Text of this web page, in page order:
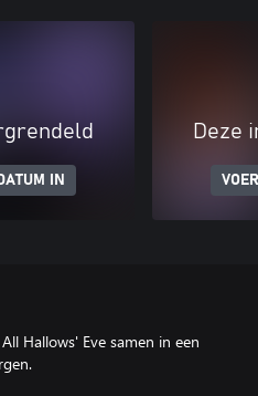
IN
Deze
Hallows' Eve samen in een